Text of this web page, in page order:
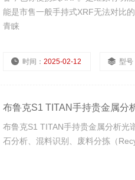
能是市售一般手持式XRF无法对比
青睐
时间： 2025-02-12 型号
布鲁克S1 TITAN手持贵金属分
布鲁克S1 TITAN手持贵金属分析光
石分析、混料识别、废料分拣（